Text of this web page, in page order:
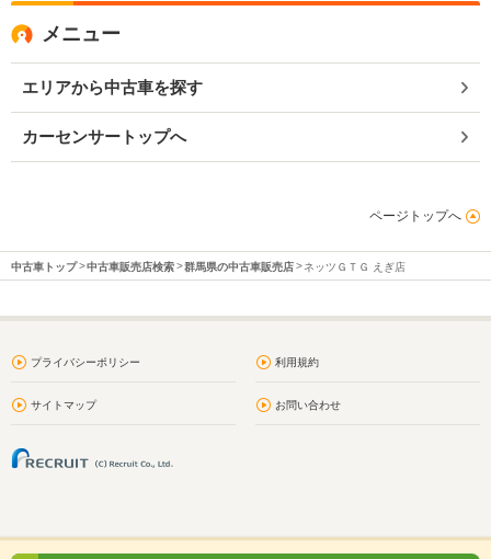
メニュー
エリアから中古車を探す
カーセンサートップへ
ページトップへ
中古車トップ 中古車販売店検索 群馬県の中古車販売店 ネッツＧＴＧ えぎ店
プライバシーポリシー 利用規約
サイトマップ お問い合わせ